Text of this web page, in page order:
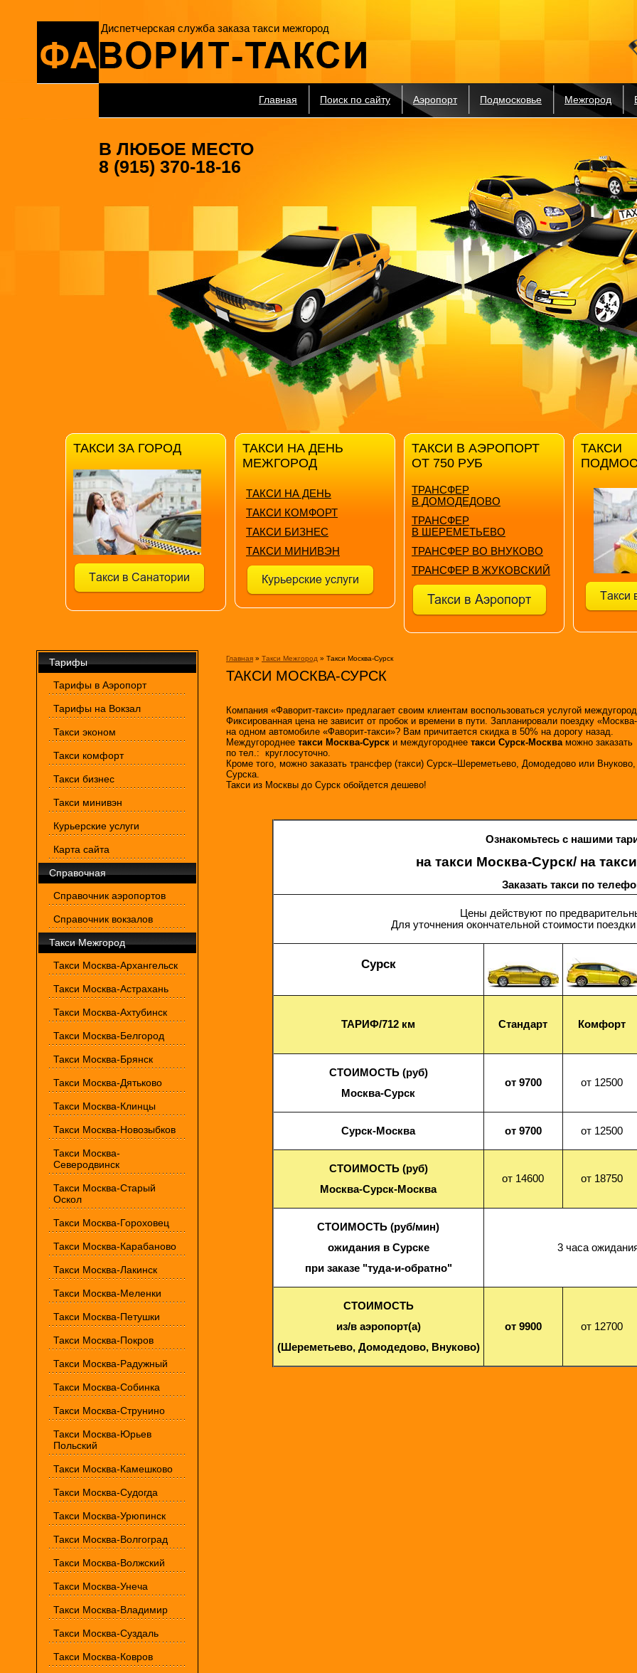
Диспетчерская служба заказа такси межгород
В ЛЮБОЕ МЕСТО
8 (915) 370-18-16
Главная Поиск по сайту Аэропорт Подмосковье Межгород
ТАКСИ ЗА ГОРОД
ТАКСИ НА ДЕНЬ
МЕЖГОРОД
ТАКСИ НА ДЕНЬ
ТАКСИ КОМФОРТ
ТАКСИ БИЗНЕС
ТАКСИ МИНИВЭН
ТАКСИ В АЭРОПОРТ
ОТ 750 РУБ
ТРАНСФЕР
В ДОМОДЕДОВО
ТРАНСФЕР
В ШЕРЕМЕТЬЕВО
ТРАНСФЕР ВО ВНУКОВО
ТРАНСФЕР ВЖУКОВСКИЙ
ТАКСИ
Тарифы
Тарифы в Аэропорт
Тарифы на Вокзал
Такси эконом
Такси комфорт
Такси бизнес
Такси минивэн
Курьерские услуги
Карта сайта
Справочная
Справочник аэропортов
Справочник вокзалов
Такси Межгород
Такси Москва-Архангельск
Такси Москва-Астрахань
Такси Москва-Ахтубинск
Такси Москва-Белгород
Такси Москва-Брянск
Такси Москва-Дятьково
Такси Москва-Клинцы
Такси Москва-Новозыбков
Такси Москва-
Северодвинск
Такси Москва-Старый
Оскол
Такси Москва-Гороховец
Такси Москва-Карабаново
Такси Москва-Лакинск
Такси Москва-Меленки
Такси Москва-Петушки
Такси Москва-Покров
Такси Москва-Радужный
Такси Москва-Собинка
Такси Москва-Струнино
Такси Москва-Юрьев
Польский
Такси Москва-Камешково
Такси Москва-Судогда
Такси Москва-Урюпинск
Такси Москва-Волгоград
Такси Москва-Волжский
Такси Москва-Унеча
Такси Москва-Владимир
Такси Москва-Суздаль
Такси Москва-Ковров
Главная » Такси Межгород » Такси Москва-Сурск
ТАКСИ МОСКВА-СУРСК
Компания «Фаворит-такси» предлагает своим клиентам воспользоваться услугой
Фиксированная цена не зависит от пробок и времени в пути. Запланировали поездку
на одном автомобиле «Фаворит-такси»? Вам причитается скидка в 50% на дорогу назад.
Междугороднее такси Москва-Сурск и междугороднее такси Сурск-Москваможно заказать
по тел.: круглосуточно.
Кроме того, можно заказать трансфер (такси) Сурск–Шереметьево, Домодедово или
Сурска.
Такси из Москвы до Сурск обойдется дешево!
Ознакомьтесь с нашими
на такси Москва-Сурск/ на
Заказать такси по
Цены действуют по
Для уточнения окончательной стоимости
Сурск
ТАРИФ/712 км Стандарт Комфорт
СТОИМОСТЬ (руб)
Москва-Сурск
от 9700 от 12500
Сурск-Москва от 9700 от 12500
СТОИМОСТЬ (руб)
Москва-Сурск-Москва
от 14600 от 18750
СТОИМОСТЬ (руб/мин)
ожидания в Сурске
при заказе "туда-и-обратно"
3 часа
СТОИМОСТЬ
из/в аэропорт(а)
(Шереметьево, Домодедово, Внуково)
от 9900 от 12700